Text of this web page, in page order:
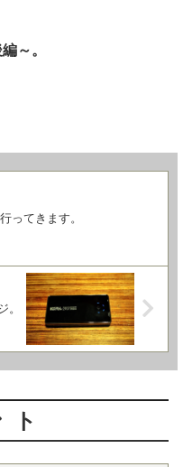
～。
ってきます。
。
ト